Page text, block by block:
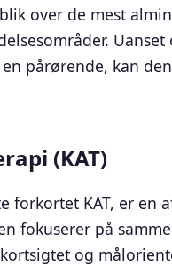
over de mest
pårørende, kan
(KAT)
KAT, er en
fokuserer på
og